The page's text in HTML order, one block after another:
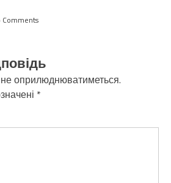
Comments
оприлюднюватиметься.
*